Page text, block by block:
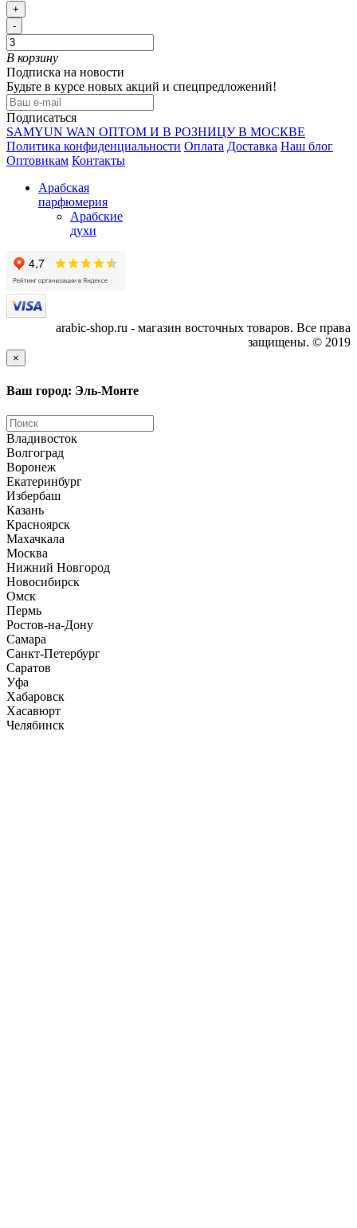
+
-
В корзину
Подписка на новости
Будьте в курсе новых акций и спецпредложений!
Подписаться
SAMYUN WAN ОПТОМ И В РОЗНИЦУ В МОСКВЕ
Политика конфиденциальности Оплата Доставка Наш блог
Оптовикам Контакты
Арабская
парфюмерия
Арабские
духи
arabic-shop.ru - магазин восточных товаров. Все права
защищены. © 2019
×
Ваш город: Эль-Монте
Владивосток
Волгоград
Воронеж
Екатеринбург
Избербаш
Казань
Красноярск
Махачкала
Москва
Нижний Новгород
Новосибирск
Омск
Пермь
Ростов-на-Дону
Самара
Санкт-Петербург
Саратов
Уфа
Хабаровск
Хасавюрт
Челябинск